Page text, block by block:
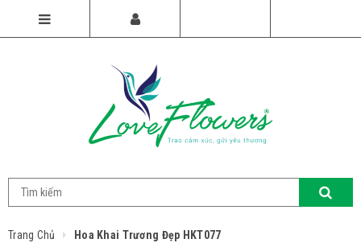
Trang Chủ Hoa Khai Trương Đẹp HKT077